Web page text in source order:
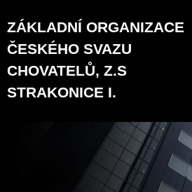
ZÁKLADNÍ ORGANIZACE
ČESKÉHO SVAZU
CHOVATELŮ, Z.S
STRAKONICE I.